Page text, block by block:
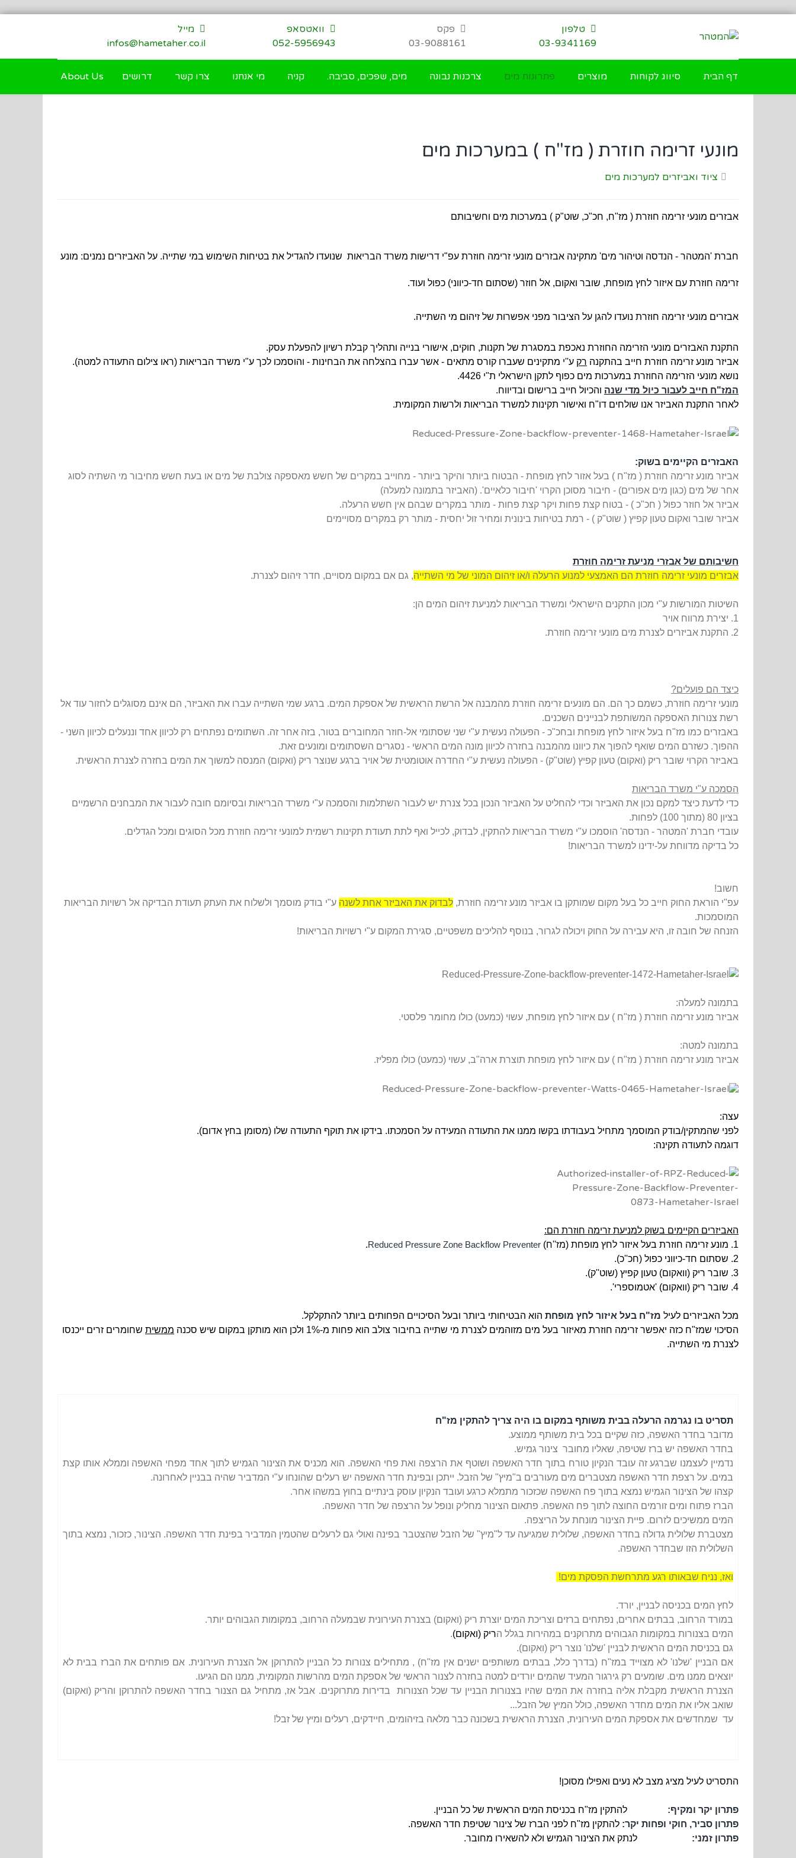
דילוג
טלפון
03-9341169
פקס
03-9088161
וואטסאפ
052-5956943
מייל
infos@hametaher.co.il
דף הבית סיווג לקוחות מוצרים פתרונות מים צרכנות נבונה מים, שפכים, סביבה. קניה מי אנחנו צרו קשר דרושים About Us
מונעי זרימה חוזרת ( מז"ח ) במערכות מים
ציוד ואביזרים למערכות מים
אבזרים מונעי זרימה חוזרת ( מז"ח, חכ"כ, שוט"ק ) במערכות מים וחשיבותם
חברת 'המטהר - הנדסה וטיהור מים' מתקינה אבזרים מונעי זרימה חוזרת עפ"י דרישות משרד הבריאות שנועדו להגדיל את בטיחות השימוש במי שתייה. על האביזרים נמנים: מונע
זרימה חוזרת עם איזור לחץ מופחת, שובר ואקום, אל חוזר (שסתום חד-כיווני) כפול ועוד.
אבזרים מונעי זרימה חוזרת נועדו להגן על הציבור מפני אפשרות של זיהום מי השתייה.
התקנת האבזרים מונעי הזרימה החוזרת נאכפת במסגרת של תקנות, חוקים, אישורי בנייה ותהליך קבלת רשיון להפעלת עסק.
אביזר מונע זרימה חוזרת חייב בהתקנה רק ע''י מתקינים שעברו קורס מתאים - אשר עברו בהצלחה את הבחינות - והוסמכו לכך ע"י משרד הבריאות (ראו צילום התעודה למטה).
נושא מונעי הזרימה החוזרת במערכות מים כפוף לתקן הישראלי ת"י 4426.
המז"ח חייב לעבור כיול מדי שנה והכיול חייב ברישום ובדיווח.
לאחר התקנת האביזר אנו שולחים דו"ח ואישור תקינות למשרד הבריאות ולרשות המקומית.
האבזרים הקיימים בשוק:
אביזר מונע זרימה חוזרת ( מז"ח ) בעל אזור לחץ מופחת‮ - הבטוח ביותר והיקר ביותר - מחוייב במקרים של חשש מאספקה צולבת של מים או בעת חשש מחיבור מי השתיה לסוג
אחר של מים (כגון מים אפורים) - חיבור מסוכן הקרוי 'חיבור כלאיים'. (האביזר בתמונה למעלה)
אביזר אל חוזר כפול‮ ( ‬חכ"כ ‮)‬ - בטוח קצת פחות ויקר קצת פחות - מותר במקרים שבהם אין חשש הרעלה.
‬אביזר שובר ואקום טעון קפיץ ( שוט"ק ) - רמת בטיחות בינונית ומחיר זול יחסית - מותר רק במקרים מסויימים
חשיבותם של אבזרי מניעת זרימה חוזרת
אבזרים מונעי זרימה חוזרת הם האמצעי למנוע הרעלה ו/או זיהום המוני של מי השתייה, גם אם במקום מסויים, חדר זיהום לצנרת.
השיטות המורשות ע"י מכון התקנים הישראלי ומשרד הבריאות למניעת זיהום המים הן‮:‬
1. יצירת מרווח אויר
2. התקנת
אביזרים לצנרת מים מונעי זרימה חוזרת.
כיצד הם פועלים?
מונעי זרימה חוזרת, כשמם כך הם. הם מונעים זרימה חוזרת מהמבנה אל הרשת הראשית של אספקת המים. ברגע שמי השתייה עברו את האביזר, הם אינם מסוגלים לחזור עוד אל
רשת צנורות האספקה המשותפת לבניינים השכנים.
באבזרים כמו מז"ח בעל איזור לחץ מופחת ובחכ"כ - הפעולה נעשית ע"י שני שסתומי אל-חוזר המחוברים בטור, בזה אחר זה. השתומים נפתחים רק לכיוון אחד וננעלים לכיוון השני -
ההפוך. כשזרם המים שואף להפוך את כיוונו מהמבנה בחזרה לכיוון מונה המים הראשי - נסגרים השסתומים ומונעים זאת.
באביזר הקרוי שובר ריק (ואקום) טעון קפיץ (שוט"ק) - הפעולה נעשית ע"י החדרה אוטומטית של אויר ברגע שנוצר ריק (ואקום) המנסה למשוך את המים בחזרה לצנרת הראשית.
הסמכה ע"י משרד הבריאות
כדי לדעת כיצד למקם נכון את האביזר וכדי להחליט על האביזר הנכון בכל צנרת יש לעבור השתלמות והסמכה ע"י משרד הבריאות ובסיומם חובה לעבור את המבחנים הרשמיים
בציון 80 (מתוך 100) לפחות.
עובדי חברת 'המטהר - הנדסה' הוסמכו ע"י משרד הבריאות להתקין, לבדוק, לכייל ואף לתת תעודת תקינות רשמית למונעי זרימה חוזרת מכל הסוגים ומכל הגדלים.
כל בדיקה מדווחת על-ידינו למשרד הבריאות!
חשוב!
עפ"י הוראת החוק חייב כל בעל מקום שמותקן בו אביזר מונע זרימה חוזרת, לבדוק את האביזר אחת לשנה ע"י בודק מוסמך ולשלוח את העתק תעודת הבדיקה אל רשויות הבריאות
המוסמכות.
הזנחה של חובה זו, היא עבירה על החוק ויכולה לגרור, בנוסף להליכים משפטיים, סגירת המקום ע"י רשויות הבריאות!
בתמונה למעלה:
אביזר מונע זרימה חוזרת ( מז"ח ) עם איזור לחץ מופחת, עשוי (כמעט) כולו מחומר פלסטי.
בתמונה למטה:
אביזר מונע זרימה חוזרת ( מז"ח ) עם איזור לחץ מופחת תוצרת ארה"ב, עשוי (כמעט) כולו מפליז.
עצה:
לפני שהמתקין/בודק המוסמך מתחיל בעבודתו בקשו ממנו את התעודה המעידה על הסמכתו. בידקו את תוקף התעודה שלו (מסומן בחץ אדום).
דוגמה לתעודה תקינה:
האביזרים הקיימים בשוק למניעת זרימה חוזרת הם:
1. מונע זרימה חוזרת בעל איזור לחץ מופחת (מז''ח)
Reduced Pressure Zone Backflow Preventer
.
2. שסתום חד-כיווני כפול (חכ''כ).
3. שובר ריק (וואקום) טעון קפיץ (שוט''ק).
4. שובר ריק (וואקום) 'אטמוספרי'.
מכל האביזרים לעיל מז"ח בעל איזור לחץ מופחת הוא הבטיחותי ביותר ובעל הסיכויים הפחותים ביותר להתקלקל.
הסיכוי שמז"ח כזה יאפשר זרימה חוזרת מאיזור בעל מים מזוהמים לצנרת מי שתייה בחיבור צולב הוא פחות מ-1% ולכן הוא מותקן במקום שיש סכנה ממשית שחומרים זרים ייכנסו
לצנרת מי השתייה.
תסריט בו נגרמה הרעלה בבית משותף במקום בו היה צריך להתקין מז"ח
מדובר בחדר האשפה, כזה שקיים בכל בית משותף ממוצע.
בחדר האשפה יש ברז שטיפה, שאליו מחובר צינור גמיש.
נדמיין לעצמנו שברגע זה עובד הנקיון טורח בתוך חדר האשפה ושוטף את הרצפה ואת פחי האשפה. הוא מכניס את הצינור הגמיש לתוך אחד מפחי האשפה וממלא אותו קצת
במים. על רצפת חדר האשפה מצטברים מים מעורבים ב"מיץ" של הזבל. ייתכן ובפינת חדר האשפה יש רעלים שהונחו ע"י המדביר שהיה בבניין לאחרונה.
קצהו של הצינור הגמיש נמצא בתוך פח האשפה שכזכור מתמלא כרגע ועובד הנקיון עוסק בינתיים בחוץ במשהו אחר.
הברז פתוח ומים זורמים החוצה לתוך פח האשפה. פתאום הצינור מחליק ונופל על הרצפה של חדר האשפה.
המים ממשיכים לזרום. פיית הצינור מונחת על הריצפה.
מצטברת שלולית גדולה בחדר האשפה, שלולית שמגיעה עד ל"מיץ" של הזבל שהצטבר בפינה ואולי גם לרעלים שהטמין המדביר בפינת חדר האשפה. הצינור, כזכור, נמצא בתוך
השלולית הזו שבחדר האשפה.
ואז, נניח שבאותו רגע מתרחשת הפסקת מים!
לחץ המים בכניסה לבניין, יורד.
במורד הרחוב, בבתים אחרים, נפתחים ברזים וצריכת המים יוצרת ריק (ואקום) בצנרת העירונית שבמעלה הרחוב, במקומות הגבוהים יותר.
המים בצנורות במקומות הגבוהים מתרוקנים במהירות בגלל הריק (ואקום).
גם בכניסת המים הראשית לבניין 'שלנו' נוצר ריק (ואקום).
אם הבניין 'שלנו' לא מצוייד במז"ח (בדרך כלל, בבתים משותפים ישנים אין מז"ח) , מתחילים צנורות כל הבניין להתרוקן אל הצנרת העירונית. אם פותחים את הברז בבית לא
יוצאים ממנו מים. שומעים רק גירגור המעיד שהמים יורדים למטה בחזרה לצנור הראשי של אספקת המים מהרשות המקומית, ממנו הם הגיעו.
הצנרת הראשית מקבלת אליה בחזרה את המים שהיו בצנורות הבניין עד שכל הצנורות בדירות מתרוקנים. אבל אז, מתחיל גם הצנור בחדר האשפה להתרוקן והריק (ואקום)
שואב אליו את המים מחדר האשפה, כולל המיץ של הזבל...
עד שמחדשים את אספקת המים העירונית, הצנרת הראשית בשכונה כבר מלאה בזיהומים, חיידקים, רעלים ומיץ של זבל!
התסריט לעיל מציג מצב לא נעים ואפילו מסוכן!
פתרון יקר ומקיף: להתקין מז"ח בכניסת המים הראשית של כל הבניין.
פתרון סביר, חוקי ופחות יקר: להתקין מז"ח לפני הברז של צינור שטיפת חדר האשפה.
פתרון זמני: לנתק את הצינור הגמיש ולא להשאירו מחובר.